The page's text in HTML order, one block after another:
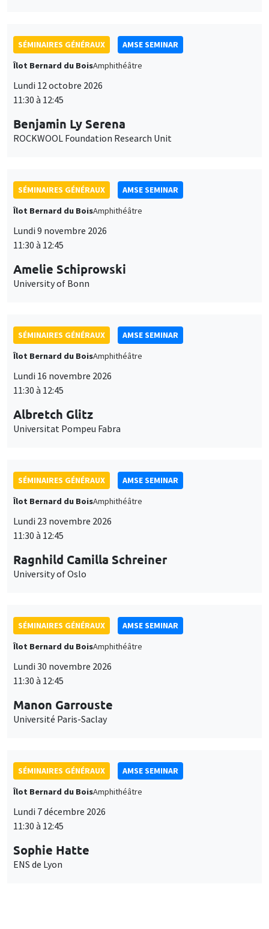
SÉMINAIRES GÉNÉRAUX
AMSE SEMINAR
Îlot Bernard du BoisAmphithéâtre
Lundi 12 octobre 2026
11:30 à 12:45
Benjamin Ly Serena
ROCKWOOL Foundation Research Unit
SÉMINAIRES GÉNÉRAUX
AMSE SEMINAR
Îlot Bernard du BoisAmphithéâtre
Lundi 9 novembre 2026
11:30 à 12:45
Amelie Schiprowski
University of Bonn
SÉMINAIRES GÉNÉRAUX
AMSE SEMINAR
Îlot Bernard du BoisAmphithéâtre
Lundi 16 novembre 2026
11:30 à 12:45
Albretch Glitz
Universitat Pompeu Fabra
SÉMINAIRES GÉNÉRAUX
AMSE SEMINAR
Îlot Bernard du BoisAmphithéâtre
Lundi 23 novembre 2026
11:30 à 12:45
Ragnhild Camilla Schreiner
University of Oslo
SÉMINAIRES GÉNÉRAUX
AMSE SEMINAR
Îlot Bernard du BoisAmphithéâtre
Lundi 30 novembre 2026
11:30 à 12:45
Manon Garrouste
Université Paris-Saclay
SÉMINAIRES GÉNÉRAUX
AMSE SEMINAR
Îlot Bernard du BoisAmphithéâtre
Lundi 7 décembre 2026
11:30 à 12:45
Sophie Hatte
ENS de Lyon